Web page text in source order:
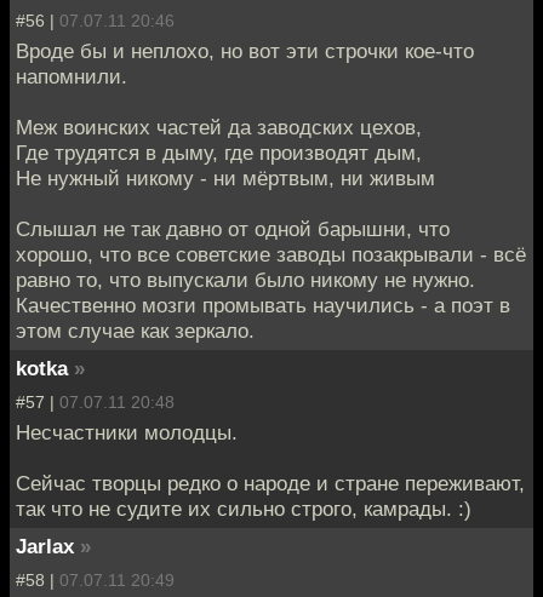
#56 | 07.07.11 20:46
Вроде бы и неплохо, но вот эти строчки кое-что
напомнили.
Меж воинских частей да заводских цехов,
Где трудятся в дыму, где производят дым,
Не нужный никому - ни мёртвым, ни живым
Слышал не так давно от одной барышни, что
хорошо, что все советские заводы позакрывали - всё
равно то, что выпускали было никому не нужно.
Качественно мозги промывать научились - а поэт в
этом случае как зеркало.
kotka »
#57 | 07.07.11 20:48
Несчастники молодцы.
Сейчас творцы редко о народе и стране переживают,
так что не судите их сильно строго, камрады. :)
Jarlax »
#58 | 07.07.11 20:49